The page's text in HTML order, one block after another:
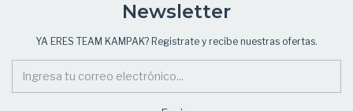
Newsletter
YA ERES TEAM KAMPAK? Registrate y recibe nuestras ofertas.